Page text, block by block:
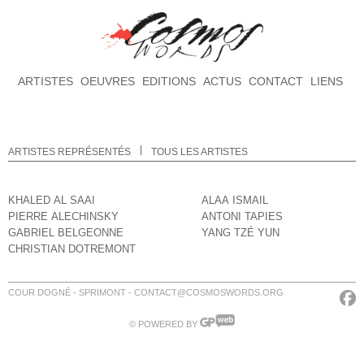
ARTISTES OEUVRES EDITIONS ACTUS CONTACT LIENS
ARTISTES REPRÉSENTÉS TOUS LES ARTISTES
KHALED AL SAAI
PIERRE ALECHINSKY
GABRIEL BELGEONNE
CHRISTIAN DOTREMONT
ALAA ISMAIL
ANTONI TAPIES
YANG TZÉ YUN
COUR DOGNÉ - SPRIMONT - CONTACT@COSMOSWORDS.ORG
© POWERED BY